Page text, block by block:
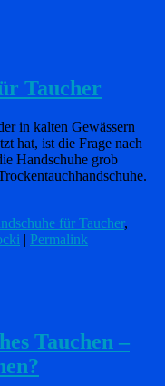
Taucher
in kalten Gewässern
hat, ist die Frage nach
Handschuhe grob
für Taucher,
| Permalink
Tauchen –